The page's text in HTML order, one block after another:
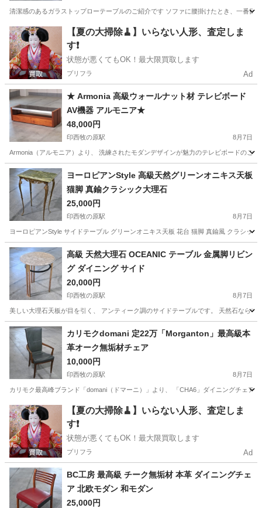
清潔感のあるガラストップローテーブルのご紹介です ソファに腰掛けたとき、一番
千葉 印西市 印西牧の原駅 テーブル
【夏の大掃除🧹】いらない人形、査定しま
す❗️
状態が悪くてもOK！最大限買取します
プリフラ Ad
★ Armonia 高級ウォールナット材 テレビボード
AV機器 アルモニア★
48,000円
印西牧の原駅 8月7日
Armonia（アルモニア）より、 洗練されたモダンデザインが魅力のテレビボードのご
千葉 印西市 印西牧の原駅 収納家具 Armonia
ヨーロピアンStyle 高級天然グリーンオニキス天板
猫脚 真鍮クラシック大理石
25,000円
印西牧の原駅 8月7日
ヨーロピアンStyle サイドテーブル グリーンオニキス天板 花台 猫脚 真鍮風 クラシッ
千葉 印西市 印西牧の原駅
高級 天然大理石 OCEANIC テーブル 金属脚リビン
グ ダイニング サイド
20,000円
印西牧の原駅 8月7日
美しい大理石天板が目を引く、 アンティーク調のサイドテーブルです。 天然石なら
千葉 印西市 印西牧の原駅 テーブル
カリモクdomani 定22万「Morganton」最高級本
革オーク無垢材チェア
10,000円
印西牧の原駅 8月7日
カリモク最高峰ブランド「domani（ドマーニ）」より、 「CHA6」ダイニングチェ
千葉 印西市 印西牧の原駅 椅子 本革
【夏の大掃除🧹】いらない人形、査定しま
す❗️
状態が悪くてもOK！最大限買取します
プリフラ Ad
BC工房 最高級 チーク無垢材 本革 ダイニングチェ
ア 北欧モダン 和モダン
25,000円